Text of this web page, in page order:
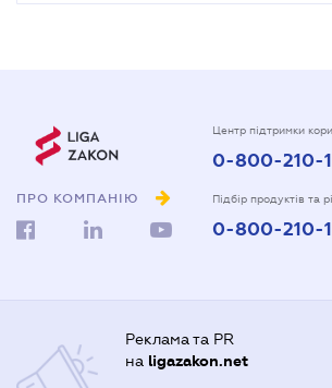
ПРО КОМПАНІЮ
Центр підтримки
0-800-210-
Підбір продуктів та
0-800-210-
Реклама та PR
на ligazakon.net